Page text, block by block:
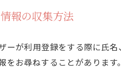
報の収集方法
ーが利用登録をする際に氏
をお尋ねすることがありま